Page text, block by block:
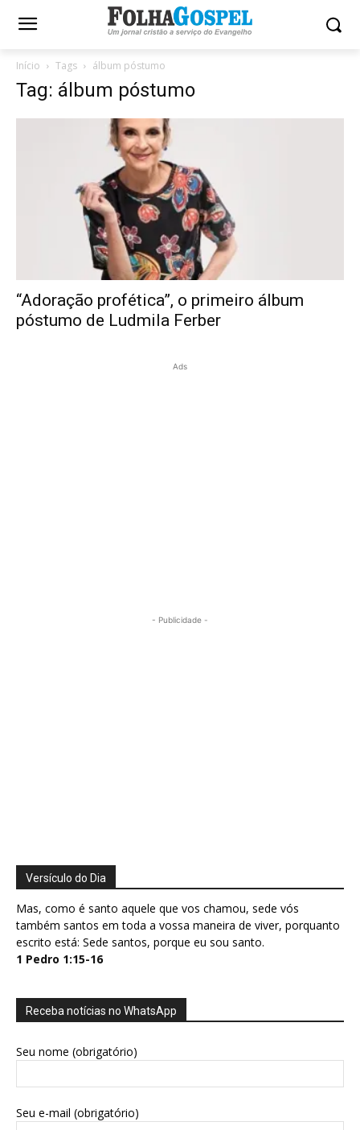
Início Tags álbum póstumo
Tag: álbum póstumo
“Adoração profética”, o primeiro álbum
póstumo de Ludmila Ferber
Ads
- Publicidade -
Versículo do Dia
Mas, como é santo aquele que vos chamou, sede vós
também santos em toda a vossa maneira de viver, porquanto
escrito está: Sede santos, porque eu sou santo.
1 Pedro 1:15-16
Receba notícias no WhatsApp
Seu nome (obrigatório)
Seu e-mail (obrigatório)